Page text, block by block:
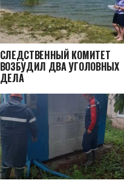
СЛЕДСТВЕННЫЙ КОМИТЕТ
ВОЗБУДИЛ ДВА УГОЛОВНЫХ
ДЕЛА